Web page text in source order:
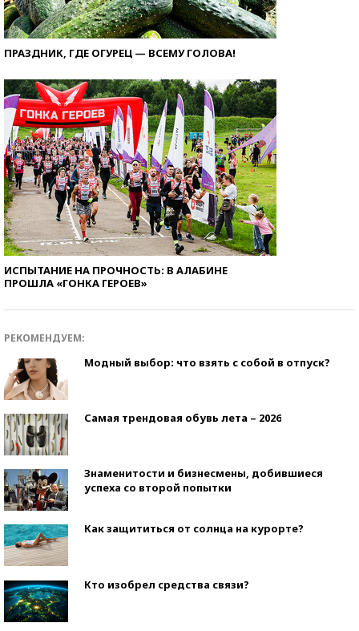
ПРАЗДНИК, ГДЕ ОГУРЕЦ — ВСЕМУ ГОЛОВА!
ИСПЫТАНИЕ НА ПРОЧНОСТЬ: В АЛАБИНЕ
ПРОШЛА «ГОНКА ГЕРОЕВ»
РЕКОМЕНДУЕМ:
Модный выбор: что взять с собой в отпуск?
Самая трендовая обувь лета – 2026
Знаменитости и бизнесмены, добившиеся
успеха со второй попытки
Как защититься от солнца на курорте?
Кто изобрел средства связи?